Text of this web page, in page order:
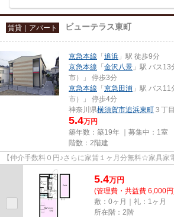
賃貸｜アパート ビューテラス東町
京急本線 「 追浜 」駅 徒歩9分
京急本線 「 金沢八景 」駅 バス
市）」 停歩3分
京急本線 「 京急田浦 」駅 バス
市）」 停歩4分
神奈川県横須賀市追浜東町 ３丁目
5.4万円
築年数：築19年 ｜募集中： 1室
階数：2階建
【仲介手数料０円♪さらに家賃１ヶ月分無料☆家具家
5.4万円
(管理費・共益費 6,000
敷：0ヶ月｜礼：1ヶ月
所在階：2階